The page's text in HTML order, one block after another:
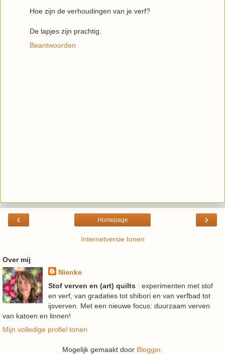
Hoe zijn de verhoudingen van je verf?
De lapjes zijn prachtig.
Beantwoorden
‹ ›
Homepage
Internetversie tonen
Over mij
Nienke
Stof verven en (art) quilts : experimenten met stof
en verf, van gradaties tot shibori en van verfbad tot
ijsverven. Met een nieuwe focus: duurzaam verven
van katoen en linnen!
Mijn volledige profiel tonen
Mogelijk gemaakt door Blogger.